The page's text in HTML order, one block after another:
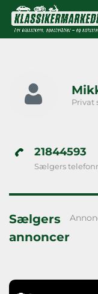
Privat
21844593
Sælgers
Sælgers
annoncer